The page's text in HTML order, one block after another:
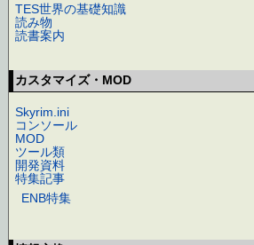
TES世界の基礎知識
読み物
読書案内
カスタマイズ・MOD
Skyrim.ini
コンソール
MOD
ツール類
開発資料
特集記事
ENB特集